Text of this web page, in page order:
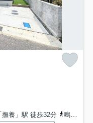
撫養」駅 徒歩32分 鳴門線「金比羅前」駅 徒歩52分